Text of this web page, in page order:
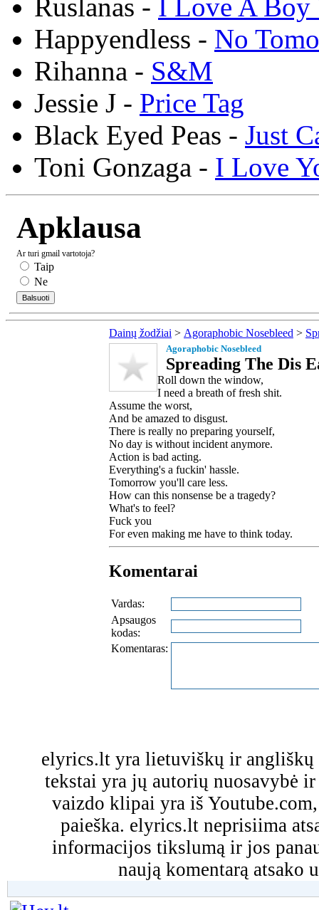
Ruslanas - I Love A Boy
Happyendless - No
Rihanna - S&M
Jessie J - Price Tag
Black Eyed Peas - Just
Toni Gonzaga - I Love
Apklausa
Ar turi gmail vartotoja?
Taip
Ne
Dainų žodžiai > Agoraphobic Nosebleed >
Agoraphobic Nosebleed
Spreading The Dis
Roll down the window,
I need a breath of fresh shit.
Assume the worst,
And be amazed to disgust.
There is really no preparing yourself,
No day is without incident anymore.
Action is bad acting.
Everything's a fuckin' hassle.
Tomorrow you'll care less.
How can this nonsense be a tragedy?
What's to feel?
Fuck you
For even making me have to think today.
Komentarai
Vardas:
Apsaugos
kodas:
Komentaras:
elyrics.lt yra lietuviškų ir angliškų
tekstai yra jų autorių nuosavybė
vaizdo klipai yra iš
paieška. elyrics.lt neprisiima
informacijos tikslumą ir jos
naują komentarą atsako